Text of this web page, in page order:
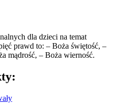
dla dzieci na temat
prawd to: – Boża świętość, –
mądrość, – Boża wierność.